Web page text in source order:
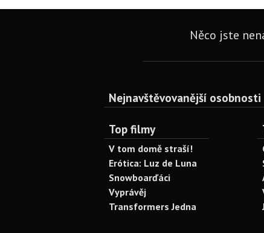
Něco jste
Nejnavštěvovanější osobnosti
Top filmy
V tom domě straší!
Erótica: Luz de Luna
Snowboarďáci
Vyprávěj
Transformers Jedna